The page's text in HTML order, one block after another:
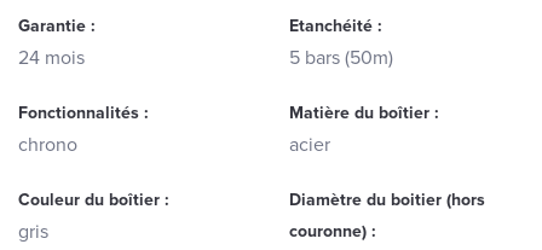
Garantie :
24 mois
Etanchéité :
5 bars (50m)
Fonctionnalités :
chrono
Matière du boîtier :
acier
Couleur du boîtier :
gris
Diamètre du boitier (hors
couronne) :